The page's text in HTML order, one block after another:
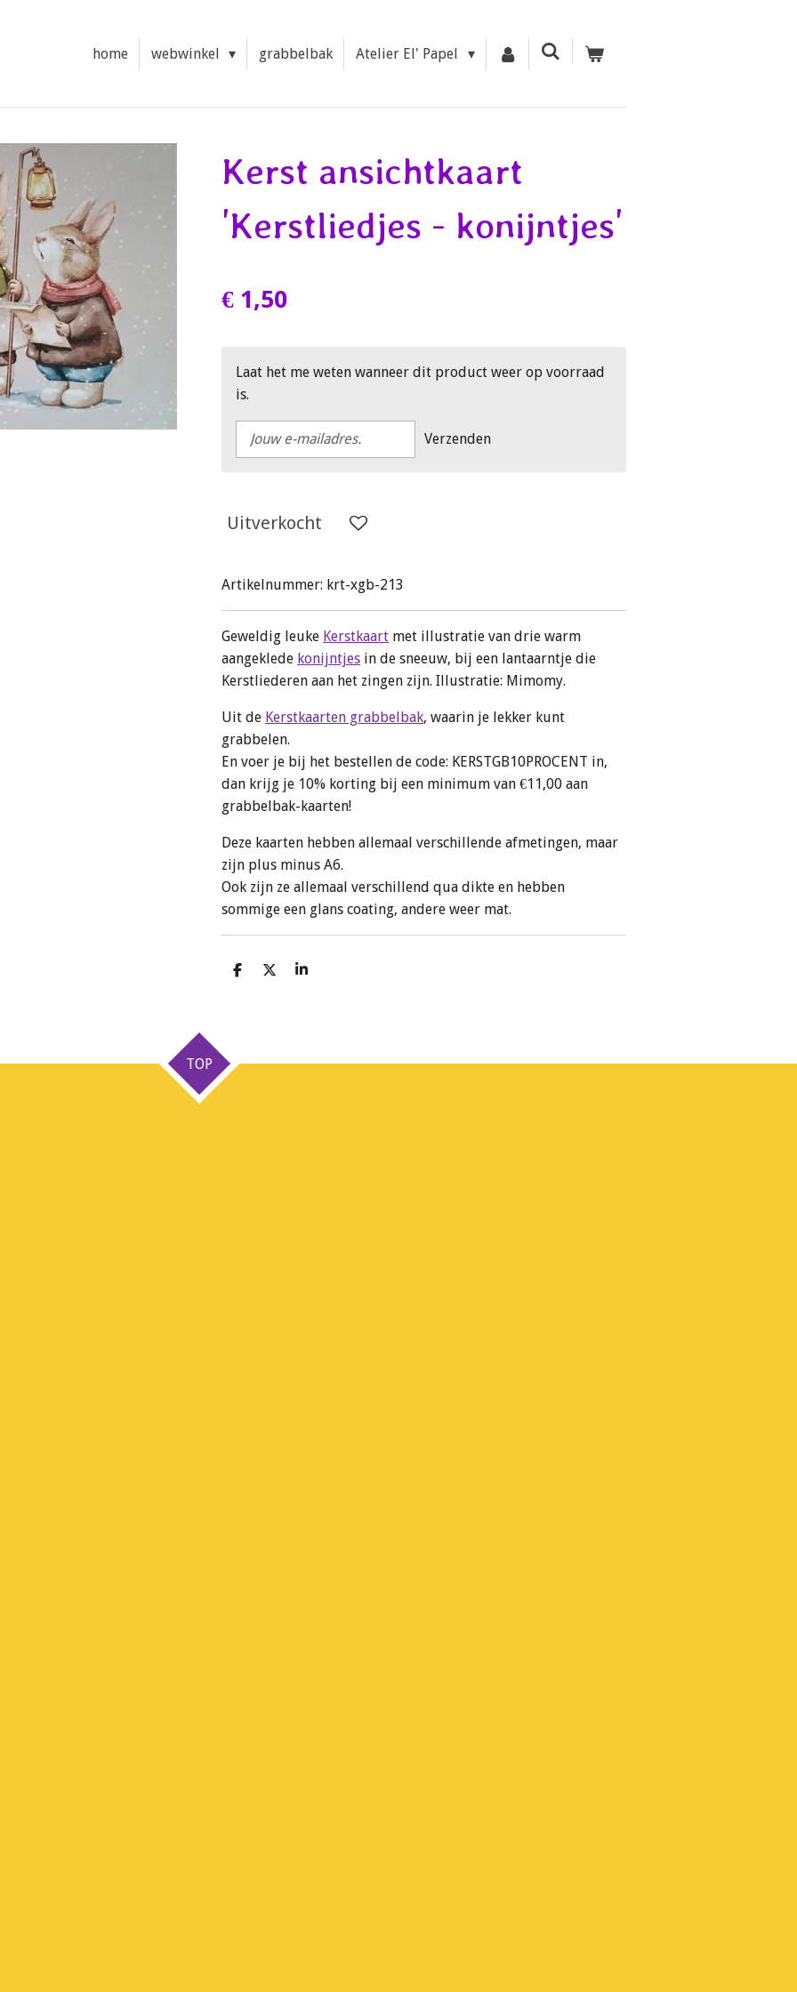
home webwinkel grabbelbak Atelier El' Papel
Kerst ansichtkaart
'Kerstliedjes - konijntjes'
€ 1,50
Laat het me weten wanneer dit product weer op voorraad
is.
Verzenden
Uitverkocht
Artikelnummer: krt-xgb-213
Geweldig leuke Kerstkaart met illustratie van drie warm
aangeklede konijntjes in de sneeuw, bij een lantaarntje die
Kerstliederen aan het zingen zijn. Illustratie: Mimomy.
Uit de Kerstkaarten grabbelbak, waarin je lekker kunt
grabbelen.
En voer je bij het bestellen de code: KERSTGB10PROCENT in,
dan krijg je 10% korting bij een minimum van €11,00 aan
grabbelbak-kaarten!
Deze kaarten hebben allemaal verschillende afmetingen, maar
zijn plus minus A6.
Ook zijn ze allemaal verschillend qua dikte en hebben
sommige een glans coating, andere weer mat.
D
D
S
TOP